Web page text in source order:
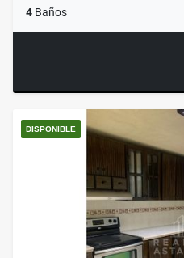
4 Baños
DISPONIBLE